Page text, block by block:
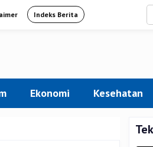
Indeks Berita
Ekonomi Kesehatan